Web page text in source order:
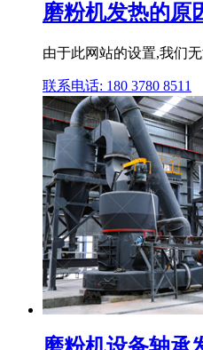
磨粉机发热的原
由于此网站的设置,我们
联系电话: 180 3780 8511